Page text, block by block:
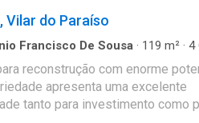
de elevada qualidade,
e harmoniosa
Vilar do Paraíso
Francisco De Sousa · 119 m² · 4
reconstrução com enorme
apresenta uma excelente
tanto para investimento como